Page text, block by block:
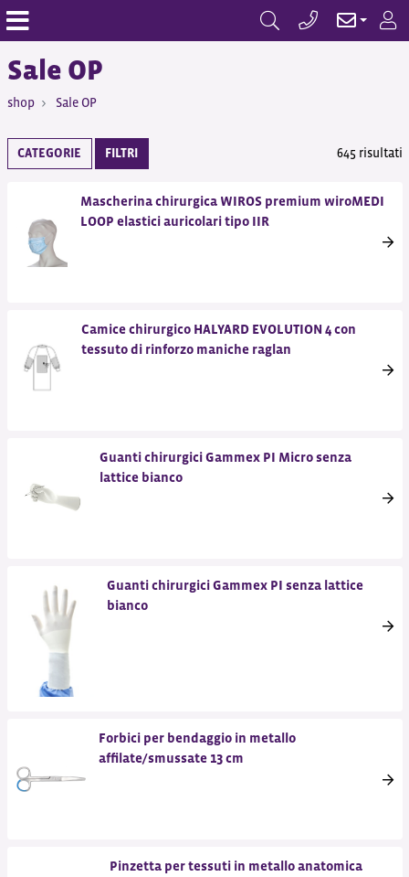
Sale OP
shop Sale OP
CATEGORIE FILTRI 645 risultati
Mascherina chirurgica WIROS premium wiroMEDI
LOOP elastici auricolari tipo IIR
Camice chirurgico HALYARD EVOLUTION 4 con
tessuto di rinforzo maniche raglan
Guanti chirurgici Gammex PI Micro senza
lattice bianco
Guanti chirurgici Gammex PI senza lattice
bianco
Forbici per bendaggio in metallo
affilate/smussate 13 cm
Pinzetta per tessuti in metallo anatomica